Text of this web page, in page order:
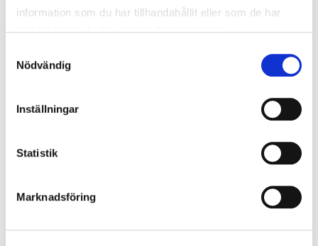
information som du har tillhandahållit eller som de har
samlat in när du har använt deras tjänster.
Nödvändig
Inställningar
Statistik
Marknadsföring
Fotgängardetektion
Touch-/Pekskärm
Trötthetsvarnare
Yttertemperaturmätare